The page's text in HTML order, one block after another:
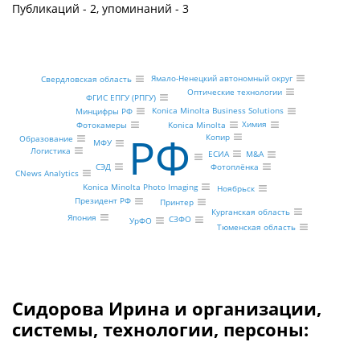
Публикаций - 2, упоминаний - 3
РФ
Konica Minolta Photo Imaging
Konica Minolta Business Solutions
Konica Minolta
Минцифры РФ
Президент РФ
Фотокамеры
Принтер
Оптические технологии
Фотоплёнка
ЕСИА
Копир
МФУ
СЭД
ФГИС ЕПГУ (РПГУ)
Курганская область
Ноябрьск
Ямало-Ненецкий автономный округ
Япония
Свердловская область
УрФО СЗФО
Тюменская область
M&A
Химия
Образование
Логистика
CNews Analytics
Сидорова Ирина и организации,
системы, технологии, персоны: